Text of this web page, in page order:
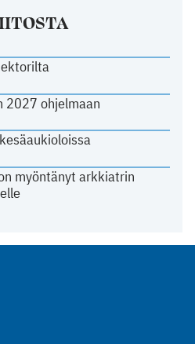
2027 ohjelmaan
myöntänyt arkkiatrin